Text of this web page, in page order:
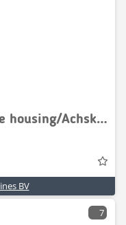
Atlas AR65-ZF AP-R725-Axle housing/Achskörper/Astrechter
BV
7